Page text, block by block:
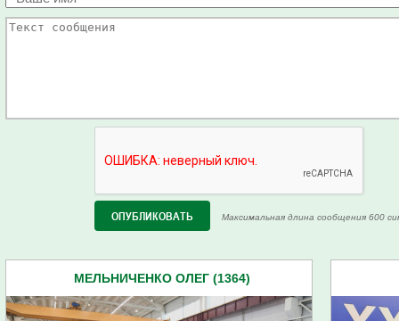
Максимальная длина сообщения 600
МЕЛЬНИЧЕНКО ОЛЕГ (1364)